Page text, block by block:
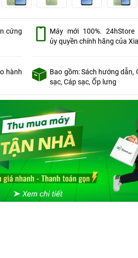
cứng
hành
Máy mới 100%.
ủy quyền chính hãng của
Bao gồm: Sách hướng dẫn,
sạc, Cáp sạc, Ốp lưng